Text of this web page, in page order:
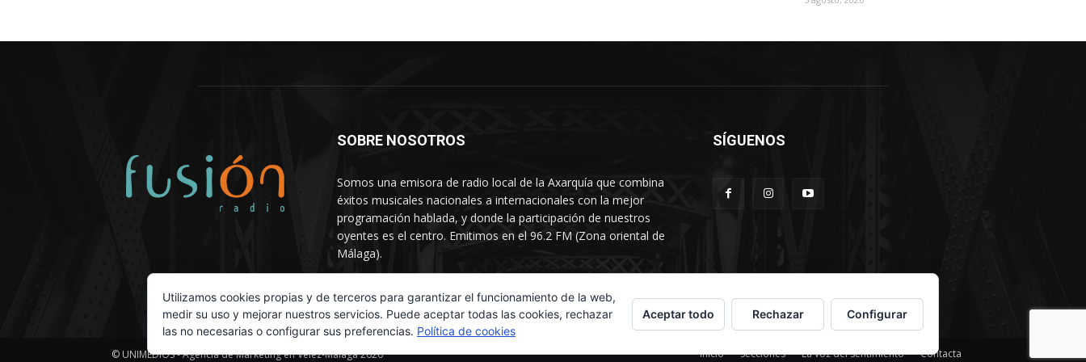
SOBRE NOSOTROS
Somos una emisora de radio local de la Axarquía que combina
éxitos musicales nacionales a internacionales con la mejor
programación hablada, y donde la participación de nuestros
oyentes es el centro. Emitimos en el 96.2 FM (Zona oriental de
Málaga).
SÍGUENOS
© UNIMEDIOS - Agencia de Marketing en Vélez-Málaga 2026 Inicio Secciones La voz del sentimiento Contacta
Utilizamos cookies propias y de terceros para garantizar el funcionamiento de la web,
medir su uso y mejorar nuestros servicios. Puede aceptar todas las cookies, rechazar
las no necesarias o configurar sus preferencias. Política de cookies
Aceptar todo Rechazar Configurar